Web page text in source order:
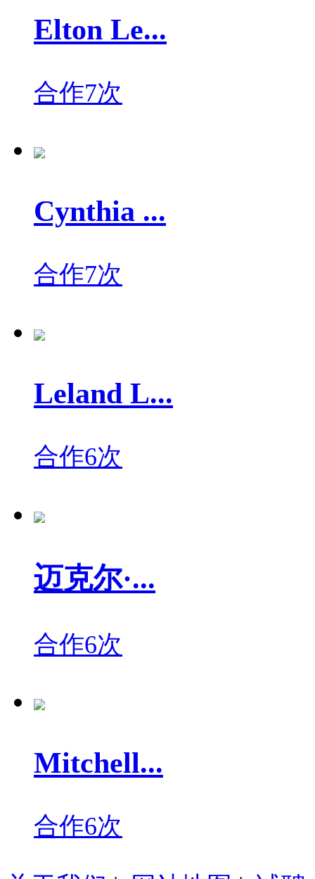
Elton Le...
合作7次
Cynthia ...
合作7次
Leland L...
合作6次
迈克尔·...
合作6次
Mitchell...
合作6次